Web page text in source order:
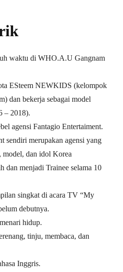
waktu di WHO.A.U Gangnam
ESteem NEWKIDS (kelompok
dan bekerja sebagai model
– 2018).
agensi Fantagio Entertaiment.
sendiri merupakan agensi yang
model, dan idol Korea
dan menjadi Trainee selama 10
singkat di acara TV “My
debutnya.
hidup.
tinju, membaca, dan
Inggris.